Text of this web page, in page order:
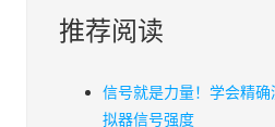
推荐阅读
信号就是力量！学会精
拟器信号强度